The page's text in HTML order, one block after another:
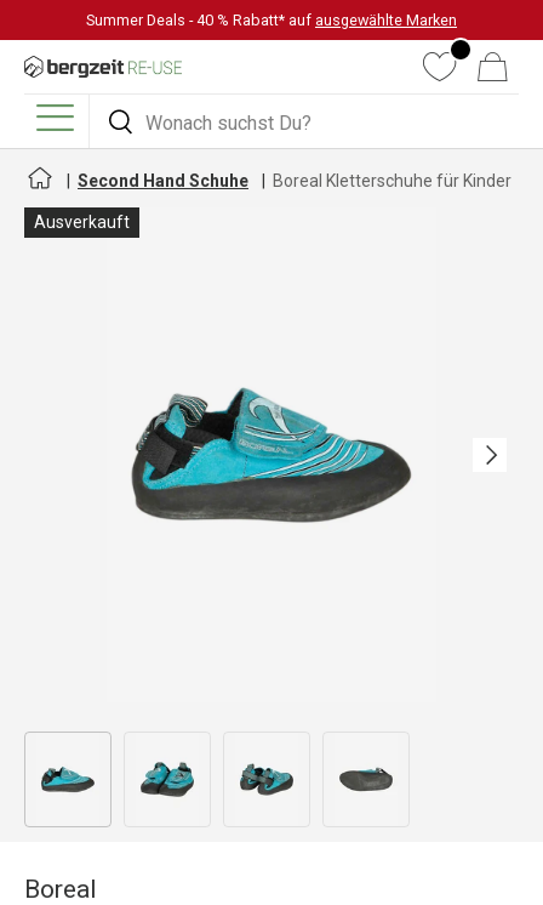
DIREKT ZUM INHALT
Summer Deals - 40 % Rabatt* auf ausgewählte Marken
Suchen
Suchen
WunschlisteWarenkorb
Menü
Second Hand Schuhe Boreal Kletterschuhe für Kinder
Ausverkauft
Nächste
Bild 1 in Galerieansicht laden
Boreal